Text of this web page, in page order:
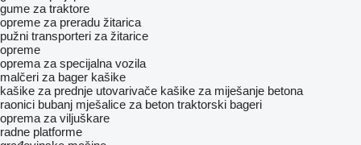
gume za traktore
opreme za preradu žitarica
pužni transporteri za žitarice
opreme
oprema za specijalna vozila
malčeri za bager kašike
kašike za prednje utovarivače kašike za miješanje betona
raonici bubanj mješalice za beton traktorski bageri
oprema za viljuškare
radne platforme